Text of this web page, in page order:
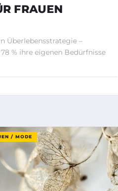
FRAUEN
Überlebensstrategie –
% ihre eigenen Bedürfnisse
/ MODE